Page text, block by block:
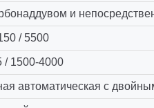
и
/ 5500
/ 1500-4000
автоматическая с